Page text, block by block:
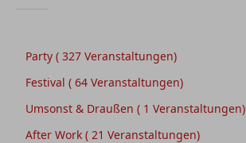
Party ( 327 Veranstaltungen)
Festival ( 64 Veranstaltungen)
Umsonst & Draußen ( 1 Veranstaltungen)
After Work ( 21 Veranstaltungen)